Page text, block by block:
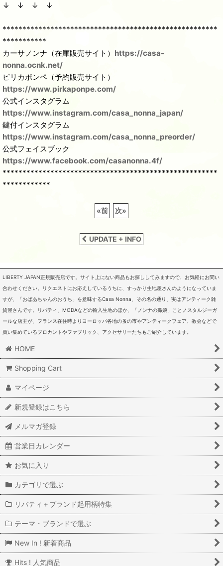
↓ ↓ ↓ ↓
******************************************************
***********
カーサノンナ（在庫販売サイト） https://casa-
nonna.ocnk.net/
ピリカポンペ（予約販売サイト）
https://www.pirkaponpe.com/
公式インスタグラム
https://www.instagram.com/casa_nonna_japan/
鍵付インスタグラム
https://www.instagram.com/casa_nonna_preorder/
公式フェイスブック
https://www.facebook.com/casanonna.4f/
******************************************************
************
«前 次»
UPDATE + INFO
LIBERTY JAPAN正規販売店です。サイト上にない商品もお探ししてみますので、お気軽にお問い
合わせください。リクエストにお応えしているうちに、すっかり生地屋さんのようになっていま
すが、「おばあちゃんのおうち」を意味するCasa Nonna、その名の通り、実はアンティーク雑
貨屋さんです。リバティ、MODAなどの輸入生地のほか、「ノンナの孫娘」ことノスタルジーガ
ールな店主が、フランス在住時よりヨーロッパ各地の蚤の市やアンティークフェア、教会などで
買い集めているブロカントやファブリック、アクセサリーたちもご紹介しています。
HOME
Shopping Cart
マイページ
新規登録はこちら
メルマガ登録
営業日カレンダー
お気に入り
カテゴリで選ぶ
リバティ＋ブランド起用柄特集
テーマ・ブランドで選ぶ
New In ! 新着商品
Hits ! 人気商品